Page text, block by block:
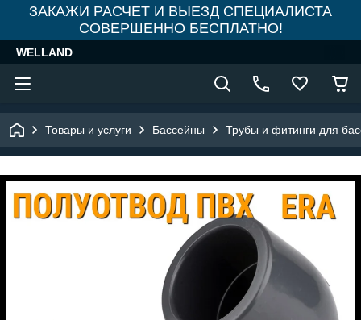
ЗАКАЖИ РАСЧЕТ И ВЫЕЗД СПЕЦИАЛИСТА
СОВЕРШЕННО БЕСПЛАТНО!
WELLAND
Товары и услуги Бассейны Трубы и фитинги для